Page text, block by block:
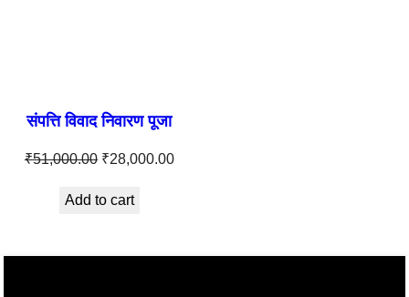
संपत्ति विवाद निवारण पूजा
₹51,000.00 Original
was:
₹28,000.00Current
Add to cart